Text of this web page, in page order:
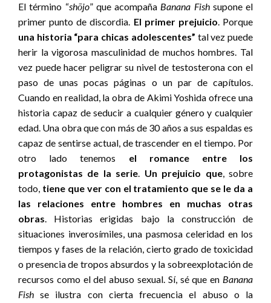
El término “shōjo” que acompaña Banana Fish supone el
primer punto de discordia. El primer prejuicio. Porque
una historia “para chicas adolescentes” tal vez puede
herir la vigorosa masculinidad de muchos hombres. Tal
vez puede hacer peligrar su nivel de testosterona con el
paso de unas pocas páginas o un par de capítulos.
Cuando en realidad, la obra de Akimi Yoshida ofrece una
historia capaz de seducir a cualquier género y cualquier
edad. Una obra que con más de 30 años a sus espaldas es
capaz de sentirse actual, de trascender en el tiempo. Por
otro lado tenemos el romance entre los
protagonistas de la serie. Un prejuicio que, sobre
todo, tiene que ver con el tratamiento que se le da a
las relaciones entre hombres en muchas otras
obras. Historias erigidas bajo la construcción de
situaciones inverosímiles, una pasmosa celeridad en los
tiempos y fases de la relación, cierto grado de toxicidad
o presencia de tropos absurdos y la sobreexplotación de
recursos como el del abuso sexual. Sí, sé que en Banana
Fish se ilustra con cierta frecuencia el abuso o la